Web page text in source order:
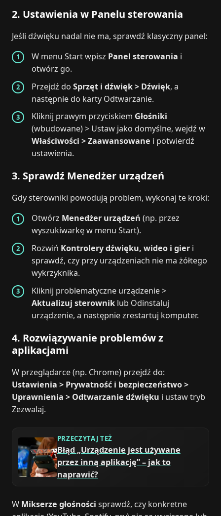
2. Ustawienia w Panelu sterowania
Jeśli dźwięku nadal nie ma, sprawdź klasyczny panel:
W menu Start wpisz Panel sterowania i
otwórz go.
Przejdź doSprzęt i dźwięk > Dźwięk, a
następnie do karty Odtwarzanie.
Kliknij prawym przyciskiem Głośniki
(wbudowane) > Ustaw jako domyślne, wejdź w
Właściwości > Zaawansowane i potwierdź
ustawienia.
3. Sprawdź Menedżer urządzeń
Gdy sterowniki powodują problem, wykonaj te kroki:
Otwórz Menedżer urządzeń (np. przez
wyszukiwarkę w menu Start).
Rozwiń Kontrolery dźwięku, wideo i gier i
sprawdź, czy przy urządzeniach nie ma żółtego
wykrzyknika.
Kliknij problematyczne urządzenie >
Aktualizuj sterownik lub Odinstaluj
urządzenie, a następnie zrestartuj komputer.
4. Rozwiązywanie problemów z
aplikacjami
W przeglądarce (np. Chrome) przejdź do:
Ustawienia > Prywatność i bezpieczeństwo >
Uprawnienia > Odtwarzanie dźwięku i ustaw tryb
Zezwalaj.
PRZECZYTAJ TEŻ
Błąd „Urządzenie jest używane
przez inną aplikację” – jak to
naprawić?
W Mikserze głośności sprawdź, czy konkretne